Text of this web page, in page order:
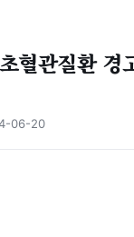
혈관질환 경
06-20